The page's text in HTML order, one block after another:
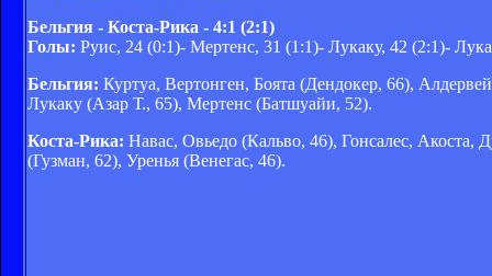
Бельгия - Коста-Рика - 4:1 (2:1)
Голы: Руис, 24 (0:1)- Мертенс, 31 (1:1)- Лукаку, 42 (2:1)-
Бельгия: Куртуа, Вертонген, Боята (Дендокер, 66),
Лукаку (Азар Т., 65), Мертенс (Батшуайи, 52).
Коста-Рика: Навас, Овьедо (Кальво, 46), Гонсалес, Акоста,
(Гузман, 62), Уренья (Венегас, 46).